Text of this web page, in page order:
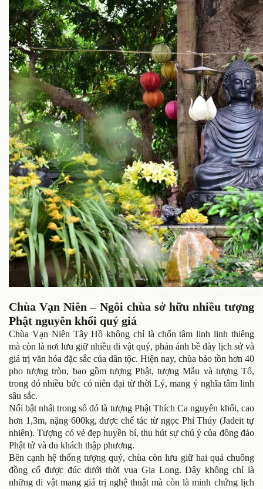
Chùa Vạn Niên – Ngôi chùa sở hữu nhiều tượng
Phật nguyên khối quý giá
Chùa Vạn Niên Tây Hồ không chỉ là chốn tâm linh linh thiêng
mà còn là nơi lưu giữ nhiều di vật quý, phản ánh bề dày lịch sử và
giá trị văn hóa đặc sắc của dân tộc. Hiện nay, chùa bảo tồn hơn 40
pho tượng tròn, bao gồm tượng Phật, tượng Mẫu và tượng Tổ,
trong đó nhiều bức có niên đại từ thời Lý, mang ý nghĩa tâm linh
sâu sắc.
Nổi bật nhất trong số đó là tượng Phật Thích Ca nguyên khối, cao
hơn 1,3m, nặng 600kg, được chế tác từ ngọc Phỉ Thúy (Jadeit tự
nhiên). Tượng có vẻ đẹp huyền bí, thu hút sự chú ý của đông đảo
Phật tử và du khách thập phương.
Bên cạnh hệ thống tượng quý, chùa còn lưu giữ hai quả chuông
đồng cổ được đúc dưới thời vua Gia Long. Đây không chỉ là
những di vật mang giá trị nghệ thuật mà còn là minh chứng lịch